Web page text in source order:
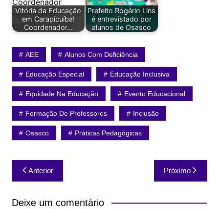
Vitória da Educação
em Carapicuíba!
Coordenador…
Prefeito Rogério Lins
é entrevistado por
alunos de Osasco
AEE Alunos Com Deficiência
Educação Especial Educação Inclusiva
Equidade Na Educação Evento Educacional
Formação De Professores Inclusão
Osasco Práticas Pedagógicas
Navegação
de
Post
Anterior Próximo
Deixe um comentário